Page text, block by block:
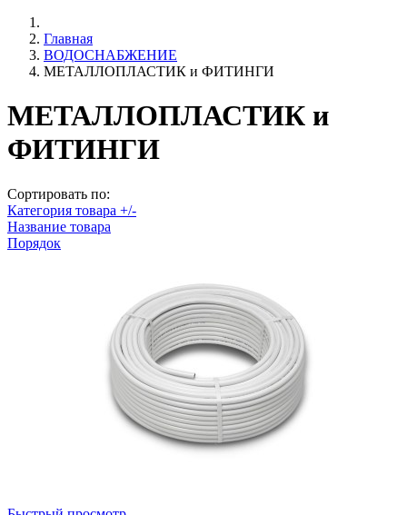
Главная
ВОДОСНАБЖЕНИЕ
МЕТАЛЛОПЛАСТИК и ФИТИНГИ
МЕТАЛЛОПЛАСТИК и
ФИТИНГИ
Сортировать по:
Категория товара +/-
Название товара
Порядок